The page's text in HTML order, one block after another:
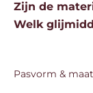
Zijn de
Welk
Pasvorm &